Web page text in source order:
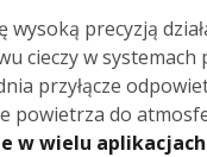
precyzją
cieczy w systemach
przyłącze
powietrza do
w wielu